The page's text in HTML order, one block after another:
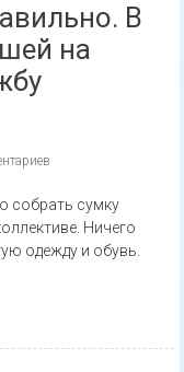
В
на
собрать сумку
Ничего
одежду и обувь.